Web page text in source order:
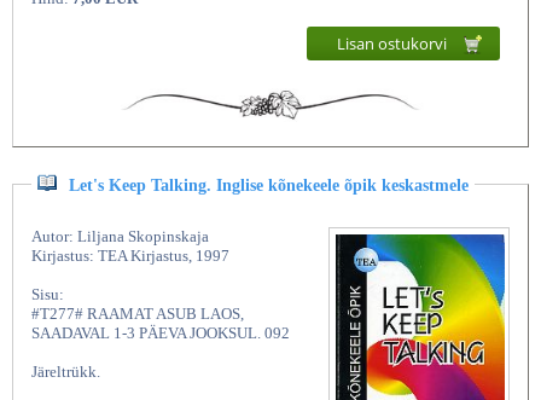
Lisan ostukorvi
Let's Keep Talking. Inglise kõnekeele õpik keskastmele
Autor: Liljana Skopinskaja
Kirjastus: TEA Kirjastus, 1997
Sisu:
#T277# RAAMAT ASUB LAOS,
SAADAVAL 1-3 PÄEVA JOOKSUL. 092
Järeltrükk.